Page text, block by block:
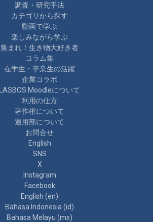
調査・研究手法
カテゴリから探す
動画で学ぶ
楽しみながら学ぶ
集まれ！生き物大好き者
コラム集
在学生・卒業生の活躍
企業コラボ
LASBOS Moodleについて
利用の仕方
著作権について
運用部について
お問合せ
English
SNS
X
Instagram
Facebook
English ‎(en)‎
Bahasa Indonesia ‎(id)‎
Bahasa Melayu ‎(ms)‎